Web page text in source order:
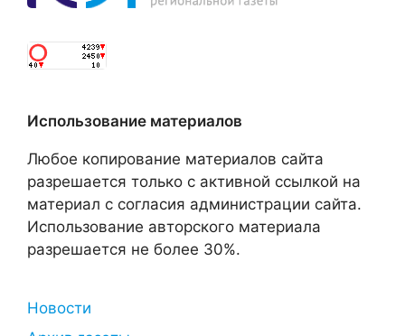
Использование материалов
Любое копирование материалов сайта
разрешается только с активной ссылкой на
материал с согласия администрации сайта.
Использование авторского материала
разрешается не более 30%.
Новости